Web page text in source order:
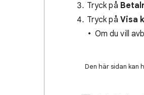
Tryck på
Tryck på Visa
Om du vill
Den här sidan kan